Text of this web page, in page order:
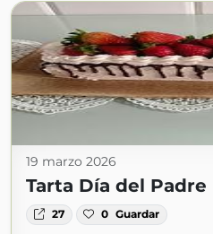
19 marzo 2026
Tarta Día del Padre
27 0 Guardar